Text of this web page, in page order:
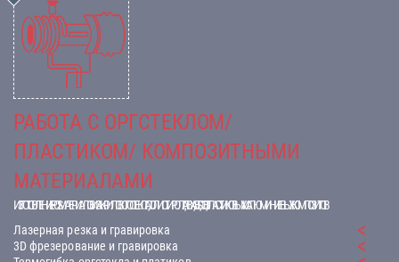
РАБОТА С ОРГСТЕКЛОМ/
ПЛАСТИКОМ/ КОМПОЗИТНЫМИ
МАТЕРИАЛАМИ
ИЗГОТОВЛЕНИЕ POS-МАТЕРИАЛОВ ИЗ АКРИЛОВОГО СТЕКЛА, ПОЛИСТИРОЛА, ПВХ, ABS, ПЭТ, ПЛАСТИКОВЫХ И АЛЮМИНИЕВЫХ КОМПОЗИТОВ
Лазерная резка и гравировка
3D фрезерование и гравировка